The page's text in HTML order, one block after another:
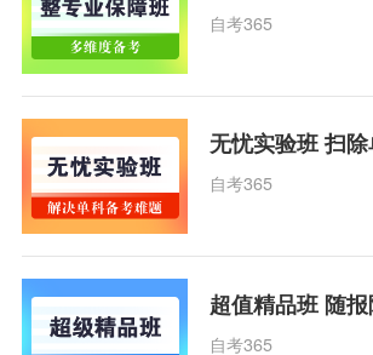
自考365
无忧实验班 扫
自考365
超值精品班 随
自考365